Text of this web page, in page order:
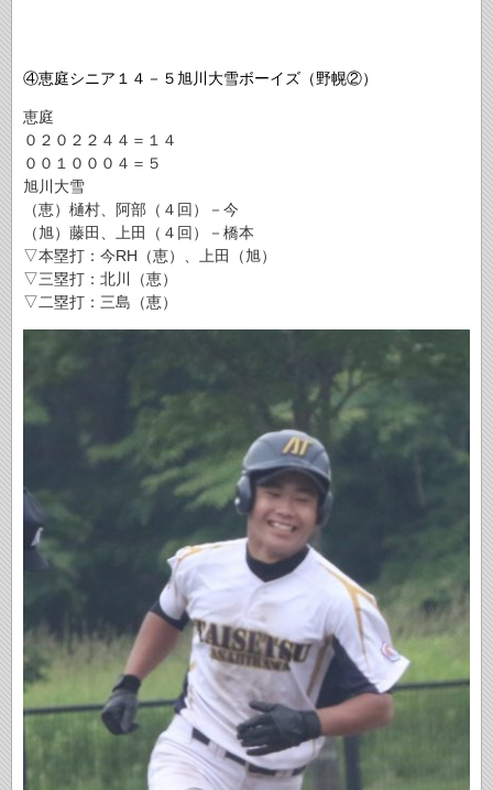
④恵庭シニア１４－５旭川大雪ボーイズ（野幌②）
恵庭
０２０２２４４＝１４
００１０００４＝５
旭川大雪
（恵）樋村、阿部（４回）－今
（旭）藤田、上田（４回）－橋本
▽本塁打：今RH（恵）、上田（旭）
▽三塁打：北川（恵）
▽二塁打：三島（恵）